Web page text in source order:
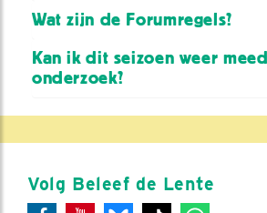
Wat zijn de Forumregels?
Kan ik dit seizoen weer
onderzoek?
Volg Beleef de Lente